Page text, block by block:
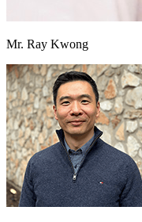
Mr. Ray Kwong